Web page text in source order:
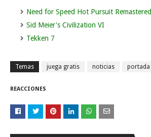
Need for Speed Hot Pursuit Remastered
Sid Meier's Civilization VI
Tekken 7
Temas juega gratis noticias portada
REACCIONES